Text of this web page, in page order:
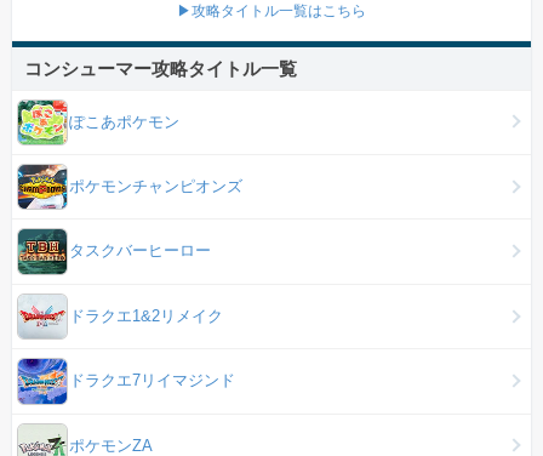
▶攻略タイトル一覧はこちら
コンシューマー攻略タイトル一覧
ぽこあポケモン
ポケモンチャンピオンズ
タスクバーヒーロー
ドラクエ1&2リメイク
ドラクエ7リイマジンド
ポケモンZA